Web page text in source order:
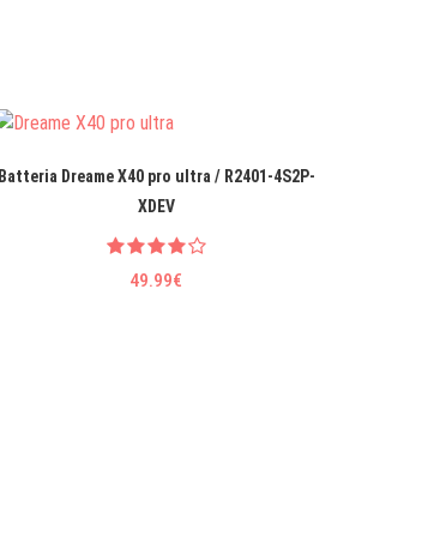
Batteria Dreame X40 pro ultra / R2401-4S2P-
XDEV
49.99€